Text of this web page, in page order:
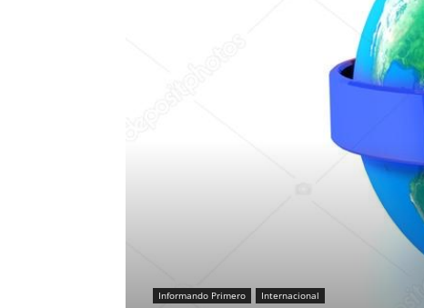
Informando Primero Internacional